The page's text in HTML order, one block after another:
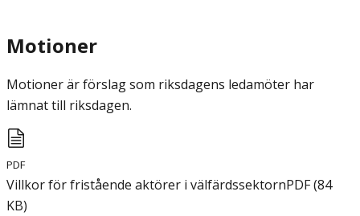
Motioner
Motioner är förslag som riksdagens ledamöter har
lämnat till riksdagen.
PDF
Villkor för fristående aktörer i välfärdssektornPDF(84
KB)